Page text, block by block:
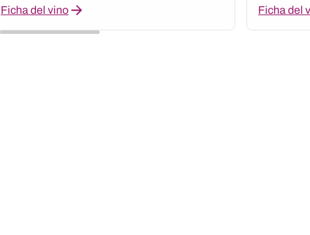
Ficha del vino Ficha del